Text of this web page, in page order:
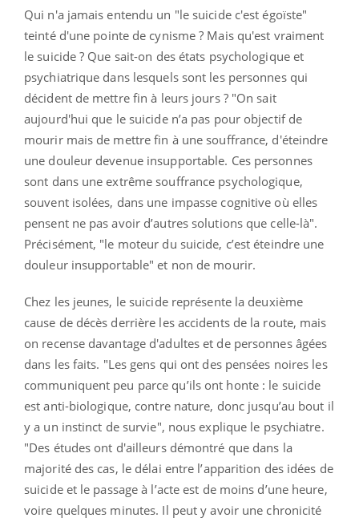
Qui n'a jamais entendu un "le suicide c'est égoïste"
teinté d'une pointe de cynisme ? Mais qu'est vraiment
le suicide ? Que sait-on des états psychologique et
psychiatrique dans lesquels sont les personnes qui
décident de mettre fin à leurs jours ? "On sait
aujourd'hui que le suicide n’a pas pour objectif de
mourir mais de mettre fin à une souffrance, d'éteindre
une douleur devenue insupportable. Ces personnes
sont dans une extrême souffrance psychologique,
souvent isolées, dans une impasse cognitive où elles
pensent ne pas avoir d’autres solutions que celle-là".
Précisément, "le moteur du suicide, c’est éteindre une
douleur insupportable" et non de mourir.
Chez les jeunes, le suicide représente la deuxième
cause de décès derrière les accidents de la route, mais
on recense davantage d'adultes et de personnes âgées
dans les faits. "Les gens qui ont des pensées noires les
communiquent peu parce qu’ils ont honte : le suicide
est anti-biologique, contre nature, donc jusqu’au bout il
y a un instinct de survie", nous explique le psychiatre.
"Des études ont d'ailleurs démontré que dans la
majorité des cas, le délai entre l’apparition des idées de
suicide et le passage à l’acte est de moins d’une heure,
voire quelques minutes. Il peut y avoir une chronicité